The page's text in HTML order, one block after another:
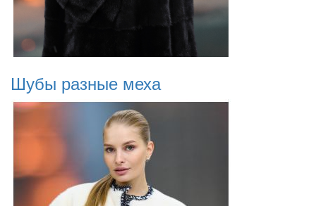
Шубы разные меха